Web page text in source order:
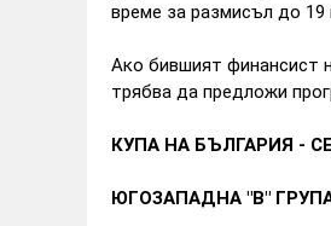
време за размисъл до 19
Ако бившият финансист
трябва да предложи
КУПА НА БЪЛГАРИЯ -
ЮГОЗАПАДНА "В"